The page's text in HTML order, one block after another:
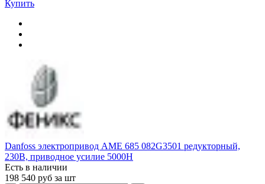
Купить
Danfoss электропривод AME 685 082G3501 редукторный,
230В, приводное усилие 5000Н
Есть в наличии
198 540 руб за шт